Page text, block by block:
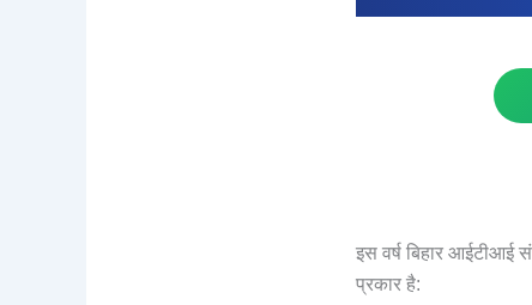
इस वर्ष बिहार आईटीआई
प्रकार है: